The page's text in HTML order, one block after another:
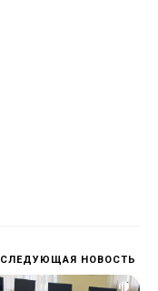
СЛЕДУЮЩАЯ НОВОСТЬ